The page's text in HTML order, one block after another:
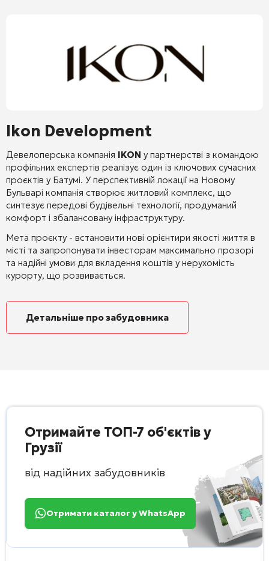
Ikon Development
Девелоперська компанія IKON у партнерстві з командою
профільних експертів реалізує один із ключових сучасних
проєктів у Батумі. У перспективній локації на Новому
Бульварі компанія створює житловий комплекс, що
синтезує передові будівельні технології, продуманий
комфорт і збалансовану інфраструктуру.
Мета проєкту - встановити нові орієнтири якості життя в
місті та запропонувати інвесторам максимально прозорі
та надійні умови для вкладення коштів у нерухомість
курорту, що розвивається.
Детальніше про забудовника
Отримайте ТОП-7 об'єктів у
Грузії
від надійних забудовників
Отримати каталог у WhatsApp